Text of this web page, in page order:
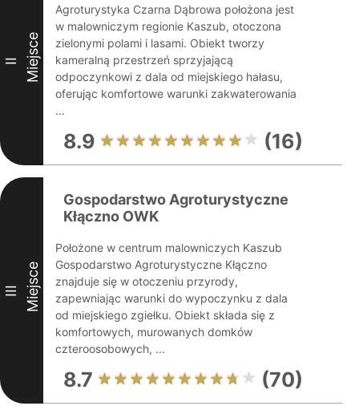
II Miejsce
Agroturystyka Czarna Dąbrowa położona jest
w malowniczym regionie Kaszub, otoczona
zielonymi polami i lasami. Obiekt tworzy
kameralną przestrzeń sprzyjającą
odpoczynkowi z dala od miejskiego hałasu,
oferując komfortowe warunki zakwaterowania
...
8.9 (16)
III Miejsce
Gospodarstwo Agroturystyczne
Kłączno OWK
Położone w centrum malowniczych Kaszub
Gospodarstwo Agroturystyczne Kłączno
znajduje się w otoczeniu przyrody,
zapewniając warunki do wypoczynku z dala
od miejskiego zgiełku. Obiekt składa się z
komfortowych, murowanych domków
czteroosobowych, ...
8.7 (70)